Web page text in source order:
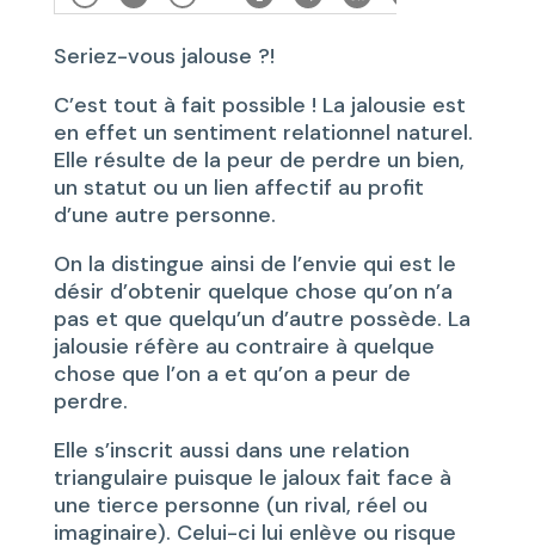
Seriez-vous jalouse ?!
C’est tout à fait possible ! La jalousie est
en effet un sentiment relationnel naturel.
Elle résulte de la peur de perdre un bien,
un statut ou un lien affectif au profit
d’une autre personne.
On la distingue ainsi de l’envie qui est le
désir d’obtenir quelque chose qu’on n’a
pas et que quelqu’un d’autre possède. La
jalousie réfère au contraire à quelque
chose que l’on a et qu’on a peur de
perdre.
Elle s’inscrit aussi dans une relation
triangulaire puisque le jaloux fait face à
une tierce personne (un rival, réel ou
imaginaire). Celui-ci lui enlève ou risque